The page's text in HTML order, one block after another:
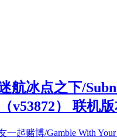
航冰点之下/
v53872） 联机